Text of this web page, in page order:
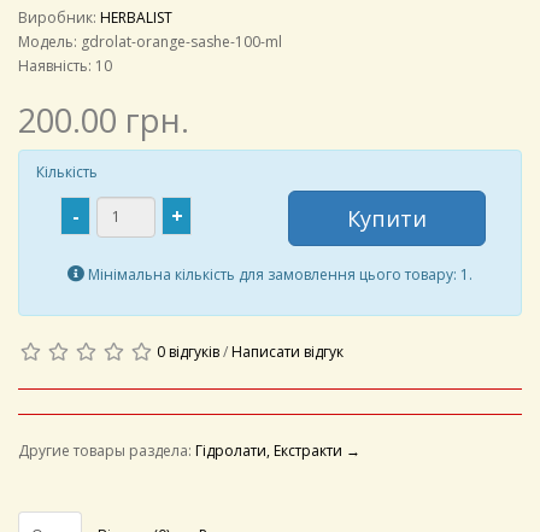
Виробник: HERBALIST
Модель: gdrolat-orange-sashe-100-ml
Наявність: 10
200.00 грн.
Кількість
- + Купити
Мінімальна кількість для замовлення цього товару: 1.
0 відгуків/Написати відгук
Другие товары раздела: Гідролати, Екстракти →